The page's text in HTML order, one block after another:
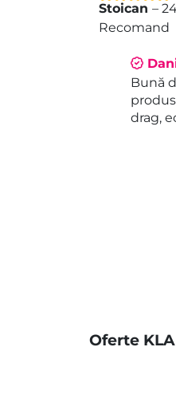
Evaluat la 5
din 5
Stoican –
Recomand
Bună
drag,
Oferte